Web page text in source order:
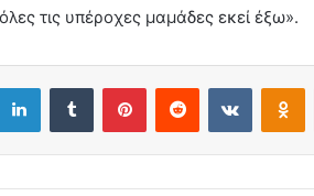
τις υπέροχες μαμάδες εκεί έξω».
LinkedInTumblr PinterestReddit